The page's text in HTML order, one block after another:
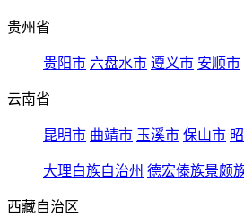
贵州省
贵阳市 六盘水市 遵义市 安顺市
云南省
昆明市 曲靖市 玉溪市 保山市
大理白族自治州 德宏傣族景颇
西藏自治区